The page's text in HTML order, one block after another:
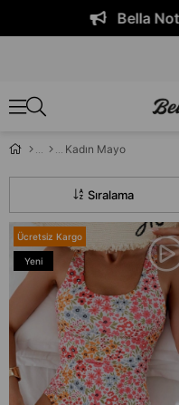
Notte <
Kadın Mayo
Sıralama
Ücretsiz Kargo
Yeni
Ürün